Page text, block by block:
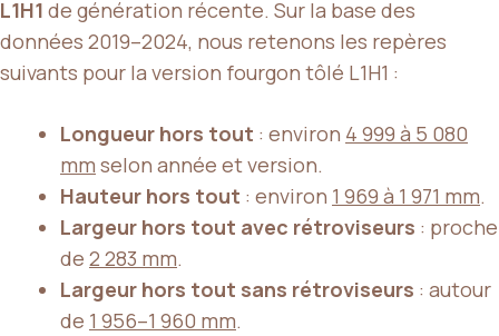
L1H1 de génération récente. Sur la base des
données 2019–2024, nous retenons les repères
suivants pour la version fourgon tôlé L1H1 :
Longueur hors tout : environ 4 999 à 5 080
mm selon année et version.
Hauteur hors tout : environ 1 969 à 1 971 mm.
Largeur hors tout avec rétroviseurs : proche
de 2 283 mm.
Largeur hors tout sans rétroviseurs : autour
de 1 956–1 960 mm.